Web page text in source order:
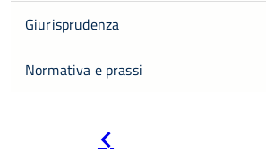
Giurisprudenza
Normativa e prassi